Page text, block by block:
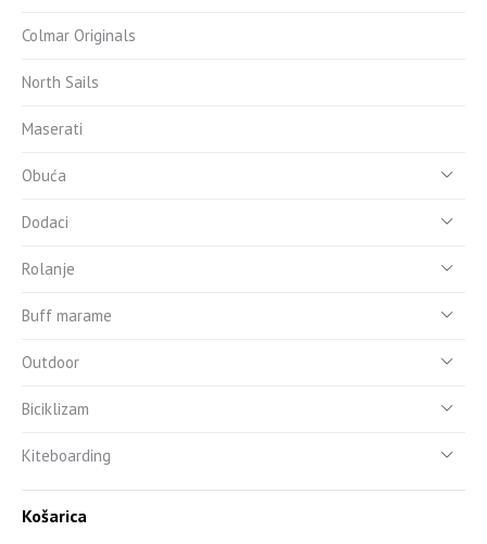
Colmar Originals
North Sails
Maserati
Obuća
Dodaci
Rolanje
Buff marame
Outdoor
Biciklizam
Kiteboarding
Košarica